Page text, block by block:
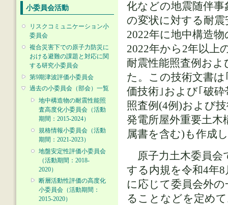
小委員会活動
リスクコミュニケーション小
委員会
複合災害下での原子力防災に
おける避難の課題と対応に関
する研究小委員会
第9期津波評価小委員会
過去の小委員会（部会）一覧
地中構造物の耐震性能照
査高度化小委員会（活動
期間：2015-2024）
規格情報小委員会（活動
期間：2021-2023）
地盤安定性評価小委員会
（活動期間：2018-
2020）
断層活動性評価の高度化
小委員会（活動期間：
2015-2020）
化などの地震随伴
の変状に対する耐
2022年に地中構造
2022年から2年以上
耐震性能照査例お
た。この技術文書
価技術｣および｢破
照査例(4例)および
発電所屋外重要土木
属書を含む)も作成
原子力土木委員会
する内規を令和4年
に応じて委員会外
ることなどを定め